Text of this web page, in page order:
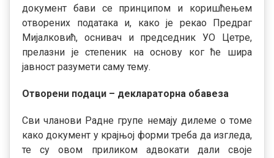
документ бави се принципом и коришћењем
отворених података и, како је рекао Предраг
Мијалковић, оснивач и председник УО Цетре,
прелазни је степеник на основу ког ће шира
јавност разумети саму тему.
Отворени подаци – деклараторна обавеза
Сви чланови Радне групе немају дилеме о томе
како документ у крајњој форми треба да изгледа,
те су овом приликом адвокати дали своје